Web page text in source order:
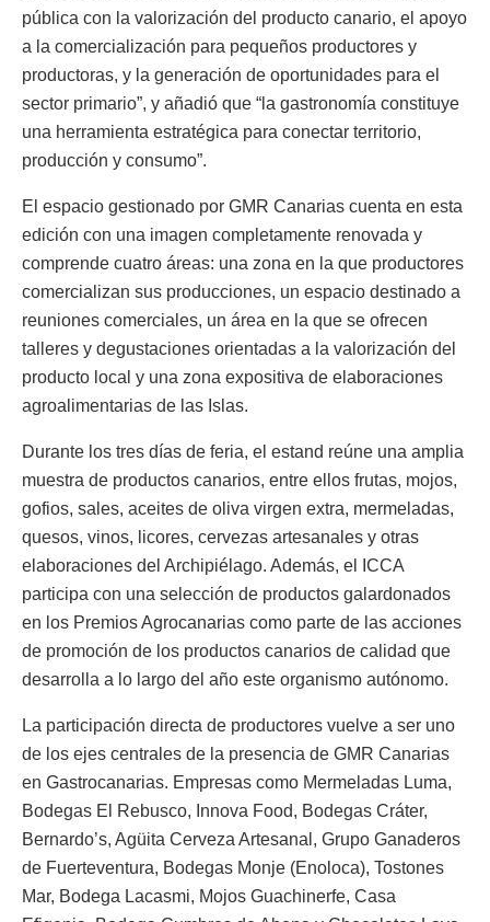
pública con la valorización del producto canario, el apoyo
a la comercialización para pequeños productores y
productoras, y la generación de oportunidades para el
sector primario”, y añadió que “la gastronomía constituye
una herramienta estratégica para conectar territorio,
producción y consumo”.
El espacio gestionado por GMR Canarias cuenta en esta
edición con una imagen completamente renovada y
comprende cuatro áreas: una zona en la que productores
comercializan sus producciones, un espacio destinado a
reuniones comerciales, un área en la que se ofrecen
talleres y degustaciones orientadas a la valorización del
producto local y una zona expositiva de elaboraciones
agroalimentarias de las Islas.
Durante los tres días de feria, el estand reúne una amplia
muestra de productos canarios, entre ellos frutas, mojos,
gofios, sales, aceites de oliva virgen extra, mermeladas,
quesos, vinos, licores, cervezas artesanales y otras
elaboraciones del Archipiélago. Además, el ICCA
participa con una selección de productos galardonados
en los Premios Agrocanarias como parte de las acciones
de promoción de los productos canarios de calidad que
desarrolla a lo largo del año este organismo autónomo.
La participación directa de productores vuelve a ser uno
de los ejes centrales de la presencia de GMR Canarias
en Gastrocanarias. Empresas como Mermeladas Luma,
Bodegas El Rebusco, Innova Food, Bodegas Cráter,
Bernardo’s, Agüita Cerveza Artesanal, Grupo Ganaderos
de Fuerteventura, Bodegas Monje (Enoloca), Tostones
Mar, Bodega Lacasmi, Mojos Guachinerfe, Casa